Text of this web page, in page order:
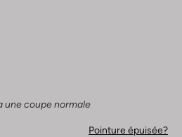
une coupe normale
Pointure épuisée?